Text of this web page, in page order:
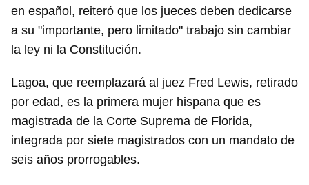
en español, reiteró que los jueces deben dedicarse
a su "importante, pero limitado" trabajo sin cambiar
la ley ni la Constitución.
Lagoa, que reemplazará al juez Fred Lewis, retirado
por edad, es la primera mujer hispana que es
magistrada de la Corte Suprema de Florida,
integrada por siete magistrados con un mandato de
seis años prorrogables.